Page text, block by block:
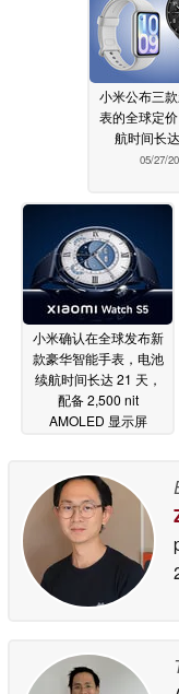
小米公布三
表的全球定
航时间长
05/27/
小米确认在全球发布新
款豪华智能手表，电池
续航时间长达 21 天，
配备 2,500 nit
AMOLED 显示屏